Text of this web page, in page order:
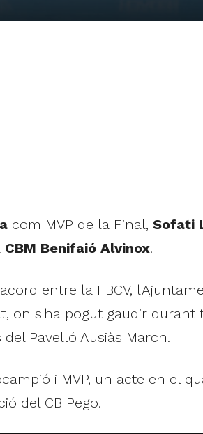
com MVP de la Final, Sofati
CBM Benifaió Alvinox.
entre la FBCV,
on s'ha pogut gaudir durant
Pavelló Ausiàs March.
i MVP, un acte en el
del CB Pego.